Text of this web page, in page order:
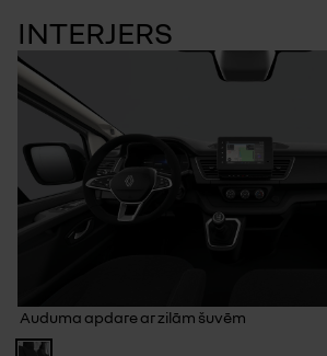
INTERJERS
Auduma apdare ar zilām šuvēm